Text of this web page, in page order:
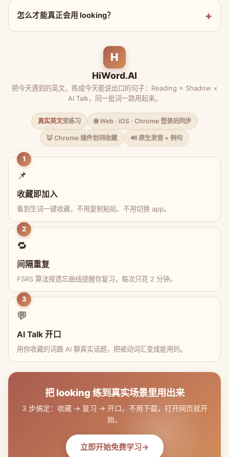
怎么才能真正会用 looking？
H
HiWord.AI
把今天遇到的英文，练成今天能说出口的句子：Reading × Shadow ×
AI Talk，同一批词一路用起来。
真实英文变练习 🌐 Web · iOS · Chrome 登录后同步
🦊 Chrome 插件划词收藏 🔊 原生发音 + 例句
1
📌
收藏即加入
看到生词一键收藏，不用复制粘贴、不用切换 app。
2
🔁
间隔重复
FSRS 算法按遗忘曲线提醒你复习，每次只花 2 分钟。
3
💬
AI Talk 开口
用你收藏的词跟 AI 聊真实话题，把被动词汇变成能用的。
把 looking 练到真实场景里用出来
3 步搞定：收藏 → 复习 → 开口。不用下载，打开网页就开
始。
立即开始免费学习